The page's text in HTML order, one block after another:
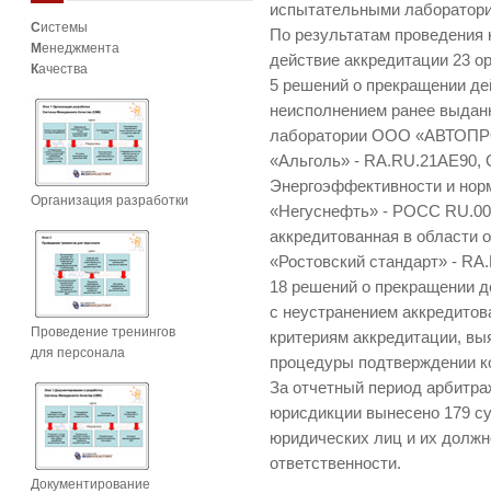
испытательными
По результатам
действие аккредитации 23
5 решений о прекращении
неисполнением ранее
лаборатории ООО
«Альголь» -
Энергоэффективности и
«Негуснефть» - РОСС
аккредитованная в
«Ростовский стандарт» -
18 решений о прекращении
с неустранением
критериям аккредитации,
процедуры подтверждении
За отчетный период
юрисдикции вынесено 179
юридических лиц и их
ответственности.
Системы
Менеджмента
Качества
Организация разработки
Проведение тренингов
для персонала
Документирование